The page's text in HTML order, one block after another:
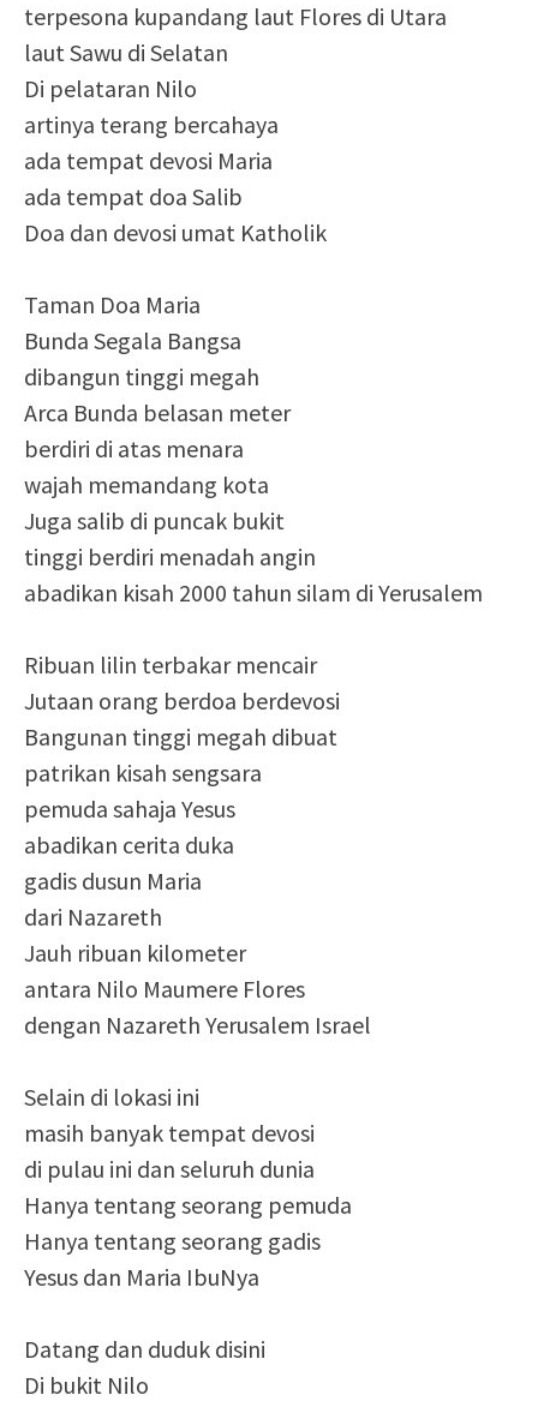
terpesona kupandang laut Flores di Utara
laut Sawu di Selatan
Di pelataran Nilo
artinya terang bercahaya
ada tempat devosi Maria
ada tempat doa Salib
Doa dan devosi umat Katholik
Taman Doa Maria
Bunda Segala Bangsa
dibangun tinggi megah
Arca Bunda belasan meter
berdiri di atas menara
wajah memandang kota
Juga salib di puncak bukit
tinggi berdiri menadah angin
abadikan kisah 2000 tahun silam di Yerusalem
Ribuan lilin terbakar mencair
Jutaan orang berdoa berdevosi
Bangunan tinggi megah dibuat
patrikan kisah sengsara
pemuda sahaja Yesus
abadikan cerita duka
gadis dusun Maria
dari Nazareth
Jauh ribuan kilometer
antara Nilo Maumere Flores
dengan Nazareth Yerusalem Israel
Selain di lokasi ini
masih banyak tempat devosi
di pulau ini dan seluruh dunia
Hanya tentang seorang pemuda
Hanya tentang seorang gadis
Yesus dan Maria IbuNya
Datang dan duduk disini
Di bukit Nilo